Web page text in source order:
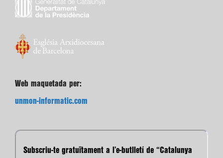
Web maquetada per:
unmon-informatic.com
Subscriu-te gratuïtament a l’e-butlletí de “Catalunya